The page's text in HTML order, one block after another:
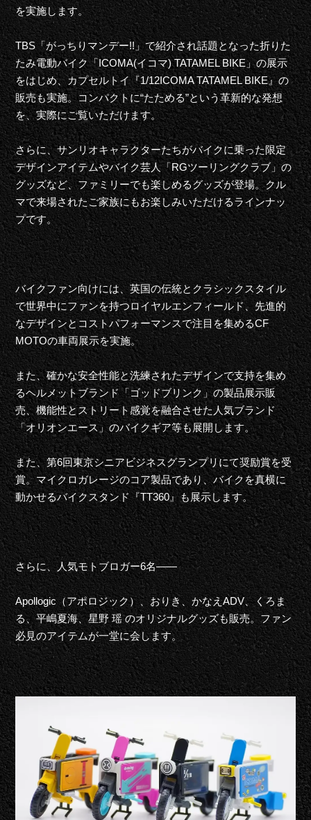
を実施します。
TBS「がっちりマンデー!!」で紹介され話題となった折りた
たみ電動バイク「ICOMA(イコマ) TATAMEL BIKE」の展示
をはじめ、カプセルトイ『1/12ICOMA TATAMEL BIKE』の
販売も実施。コンパクトに“たためる”という革新的な発想
を、実際にご覧いただけます。
さらに、サンリオキャラクターたちがバイクに乗った限定
デザインアイテムやバイク芸人「RGツーリングクラブ」の
グッズなど、ファミリーでも楽しめるグッズが登場。クル
マで来場されたご家族にもお楽しみいただけるラインナッ
プです。
バイクファン向けには、英国の伝統とクラシックスタイル
で世界中にファンを持つロイヤルエンフィールド、先進的
なデザインとコストパフォーマンスで注目を集めるCF
MOTOの車両展示を実施。
また、確かな安全性能と洗練されたデザインで支持を集め
るヘルメットブランド「ゴッドブリンク」の製品展示販
売、機能性とストリート感覚を融合させた人気ブランド
「オリオンエース」のバイクギア等も展開します。
また、第6回東京シニアビジネスグランプリにて奨励賞を受
賞。マイクロガレージのコア製品であり、バイクを真横に
動かせるバイクスタンド『TT360』も展示します。
さらに、人気モトブロガー6名――
Apollogic（アポロジック）、おりき、かなえADV、くろま
る、平嶋夏海、星野 瑶 のオリジナルグッズも販売。ファン
必見のアイテムが一堂に会します。